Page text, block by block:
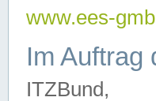
www.ees-
Im Auftrag
ITZBund,